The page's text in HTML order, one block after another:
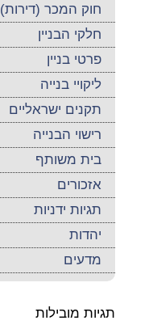
חוק המכר (דירות)
חלקי הבניין
פרטי בניין
ליקויי בנייה
תקנים ישראליים
רישוי הבנייה
בית משותף
אזכורים
תגיות ידניות
יהדות
מדעים
תגיות מובילות